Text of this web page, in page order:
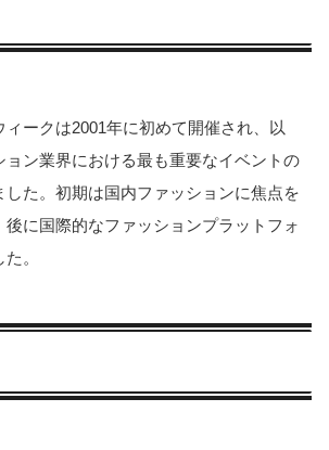
ィークは2001年に初めて開催され、以
ョン業界における最も重要なイベントの
た。初期は国内ファッションに焦点を
後に国際的なファッションプラットフォ
。